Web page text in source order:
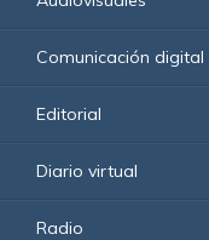
Comunicación digital
Editorial
Diario virtual
Radio